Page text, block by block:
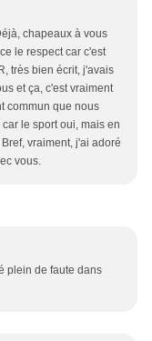
chapeaux à vous
le respect car c'est
très bien écrit, j'avais
et ça, c'est vraiment
commun que nous
le sport oui, mais en
vraiment, j'ai adoré
vous.
plein de faute dans